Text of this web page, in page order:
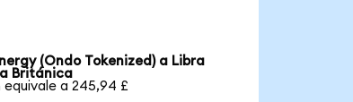
(Ondo Tokenized) a Libra
Británica
equivale a 245,94 £